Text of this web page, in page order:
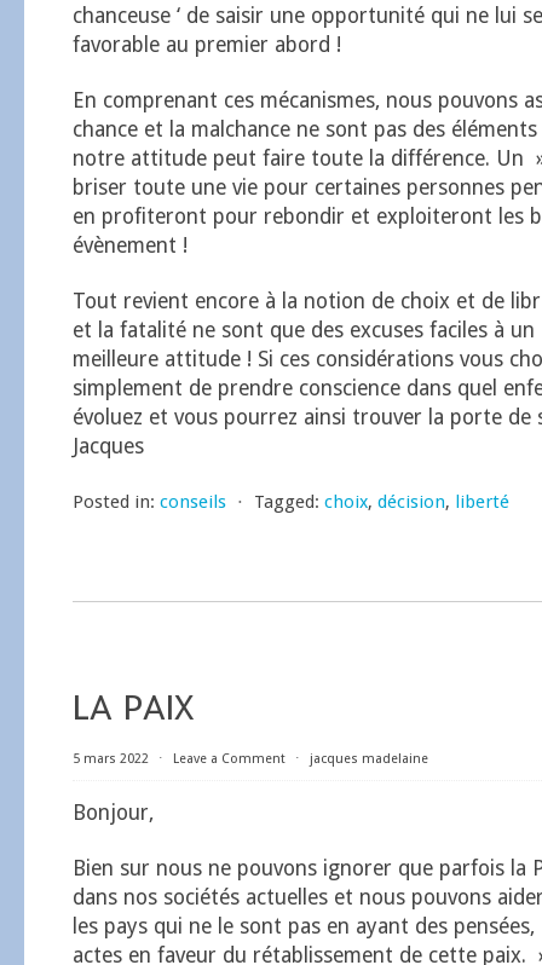
chanceuse ‘ de saisir une opportunité qui ne lui
favorable au premier abord !
En comprenant ces mécanismes, nous pouvons
chance et la malchance ne sont pas des
notre attitude peut faire toute la différence. Un
briser toute une vie pour certaines personnes
en profiteront pour rebondir et exploiteront les
évènement !
Tout revient encore à la notion de choix et de
et la fatalité ne sont que des excuses faciles à
meilleure attitude ! Si ces considérations vous
simplement de prendre conscience dans quel
évoluez et vous pourrez ainsi trouver la porte de
Jacques
Posted in: conseils ⋅ Tagged: choix, décision, liberté
LA PAIX
5 mars 2022 ⋅ Leave a Comment ⋅ jacques madelaine
Bonjour,
Bien sur nous ne pouvons ignorer que parfois la
dans nos sociétés actuelles et nous pouvons
les pays qui ne le sont pas en ayant des
actes en faveur du rétablissement de cette paix.